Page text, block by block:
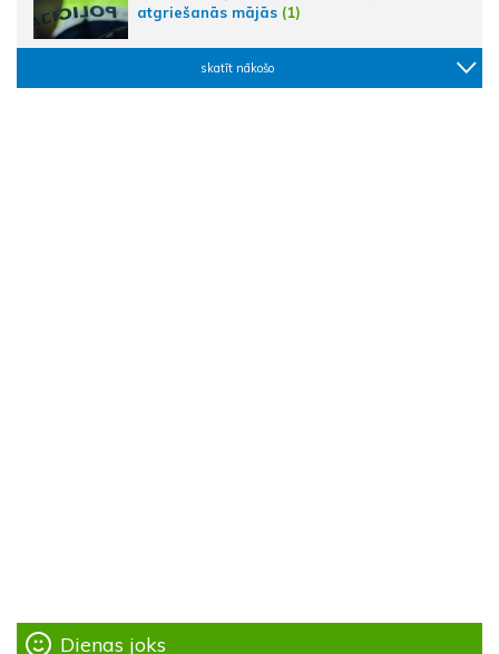
atgriešanās mājās (1)
skatīt nākošo
Dienas joks